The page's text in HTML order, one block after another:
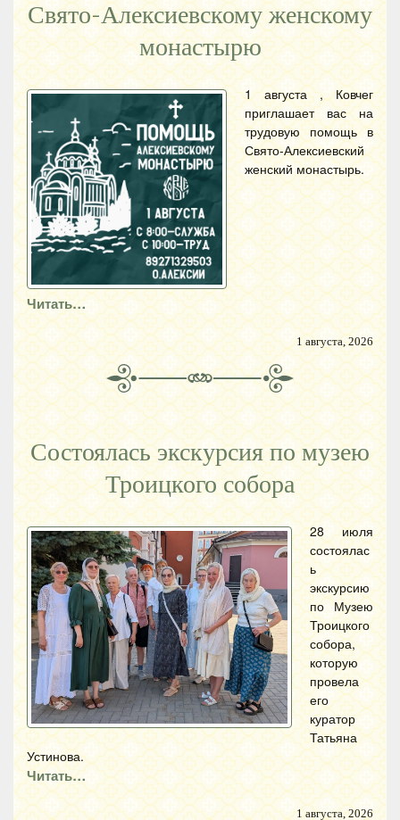
Свято-Алексиевскому женскому
монастырю
1 августа , Ковчег
приглашает вас на
трудовую помощь в
Свято-Алексиевский
женский монастырь.
Читать…
1 августа, 2026
Состоялась экскурсия по музею
Троицкого собора
28 июля
состоялас
ь
экскурсию
по Музею
Троицкого
собора,
которую
провела
его
куратор
Татьяна
Устинова.
Читать…
1 августа, 2026